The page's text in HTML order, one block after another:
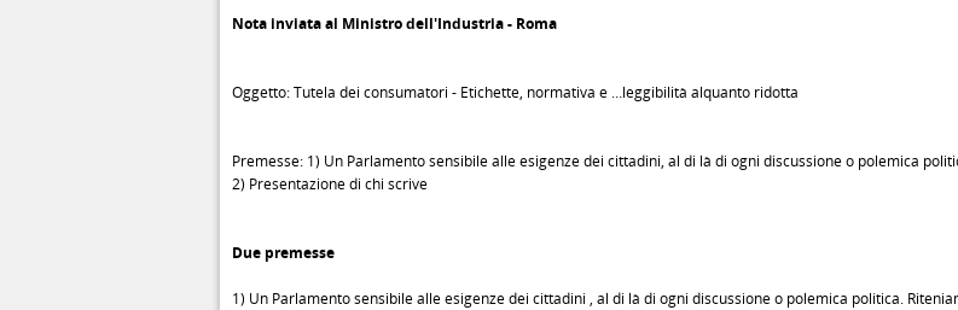
Nota inviata al Ministro dell'Industria - Roma
Oggetto: Tutela dei consumatori - Etichette, normativa e …leggibilità alquanto ridotta
Premesse: 1) Un Parlamento sensibile alle esigenze dei cittadini, al di là di ogni discussione o polemica
2) Presentazione di chi scrive
Due premesse
1) Un Parlamento sensibile alle esigenze dei cittadini , al di là di ogni discussione o polemica politica.